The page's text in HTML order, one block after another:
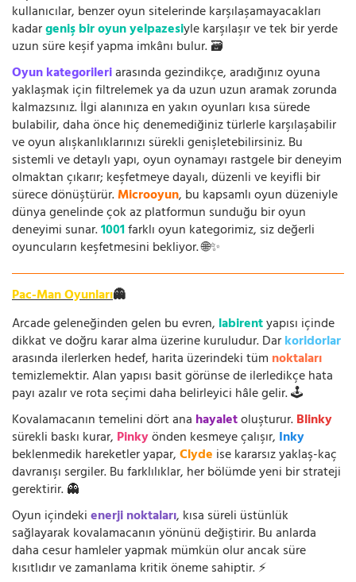
kullanıcılar, benzer oyun sitelerinde karşılaşamayacakları
kadargeniş bir oyun yelpazesiyle karşılaşır ve tek bir yerde
uzun süre keşif yapma imkânı bulur. 🗃️
Oyun kategorileriarasında gezindikçe, aradığınız oyuna
yaklaşmak için filtrelemek ya da uzun uzun aramak zorunda
kalmazsınız. İlgi alanınıza en yakın oyunları kısa sürede
bulabilir, daha önce hiç denemediğiniz türlerle karşılaşabilir
ve oyun alışkanlıklarınızı sürekli genişletebilirsiniz. Bu
sistemli ve detaylı yapı, oyun oynamayı rastgele bir deneyim
olmaktan çıkarır; keşfetmeye dayalı, düzenli ve keyifli bir
sürece dönüştürür.Microoyun, bu kapsamlı oyun düzeniyle
dünya genelinde çok az platformun sunduğu bir oyun
deneyimi sunar.1001farklı oyun kategorimiz, siz değerli
oyuncuların keşfetmesini bekliyor. 🌐✨
Pac-Man Oyunları👻
Arcade geleneğinden gelen bu evren, labirentyapısı içinde
dikkat ve doğru karar alma üzerine kuruludur. Darkoridorlar
arasında ilerlerken hedef, harita üzerindeki tüm noktaları
temizlemektir. Alan yapısı basit görünse de ilerledikçe hata
payı azalır ve rota seçimi daha belirleyici hâle gelir. 🕹️
Kovalamacanın temelini dört ana hayaletoluşturur.Blinky
sürekli baskı kurar, Pinkyönden kesmeye çalışır, Inky
beklenmedik hareketler yapar,Clyde ise kararsız yaklaş-kaç
davranışı sergiler. Bu farklılıklar, her bölümde yeni bir strateji
gerektirir. 👻
Oyun içindekienerji noktaları, kısa süreli üstünlük
sağlayarak kovalamacanın yönünü değiştirir. Bu anlarda
daha cesur hamleler yapmak mümkün olur ancak süre
kısıtlıdır ve zamanlama kritik öneme sahiptir. ⚡